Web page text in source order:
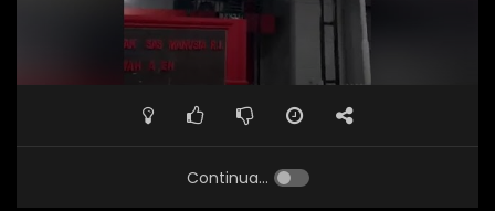
Continua...